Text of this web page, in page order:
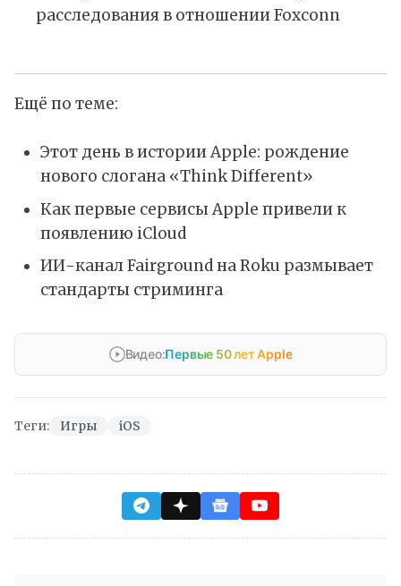
расследования в отношении Foxconn
Ещё по теме:
Этот день в истории Apple: рождение
нового слогана «Think Different»
Как первые сервисы Apple привели к
появлению iCloud
ИИ-канал Fairground на Roku размывает
стандарты стриминга
Видео:Первые 50 лет Apple
Теги: Игры iOS